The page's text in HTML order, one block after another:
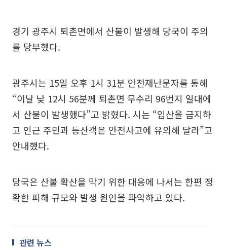
경기 광주시 퇴촌면에서 산불이 발생해 당국이 주의
를 당부했다.
광주시는 15일 오후 1시 31분 안전재난문자를 통해
“이날 낮 12시 56분께 퇴촌면 무수리 96번지 일대에
서 산불이 발생했다”고 밝혔다. 시는 “입산을 금지하
고 인근 주민과 등산객은 안전사고에 유의해 달라”고
안내했다.
당국은 산불 확산을 막기 위한 대응에 나서는 한편 정
확한 피해 규모와 발생 원인을 파악하고 있다.
관련 뉴스